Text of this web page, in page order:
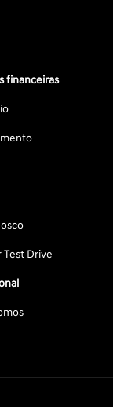
financeiras
Test Drive